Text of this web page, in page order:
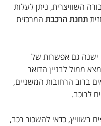
השוויצרית, ניתן לעלות
תחנת הרכבת המרכזית
גם אפשרות של
ממול לבניין הדואר
ברוב הרחובות המשניים,
לרוכב.
בשוויץ, כדאי להשכור רכב,